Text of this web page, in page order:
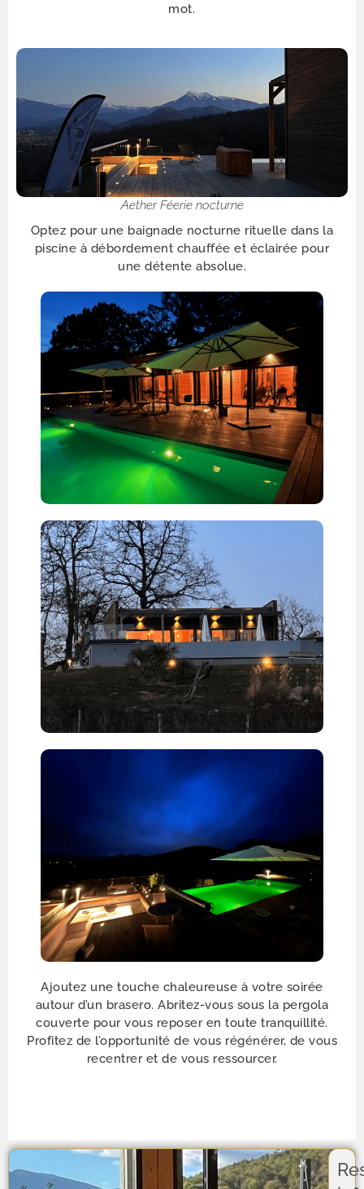
mot.
Aether Féerie nocturne
Optez pour une baignade nocturne rituelle dans la
piscine à débordement chauffée et éclairée pour
une détente absolue.
Ajoutez une touche chaleureuse à votre soirée
autour d’un brasero. Abritez-vous sous la pergola
couverte pour vous reposer en toute tranquillité.
Profitez de l’opportunité de vous régénérer, de vous
recentrer et de vous ressourcer.